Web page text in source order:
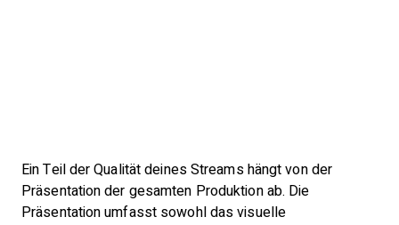
Ein Teil der Qualität deines Streams hängt von der
Präsentation der gesamten Produktion ab. Die
Präsentation umfasst sowohl das visuelle